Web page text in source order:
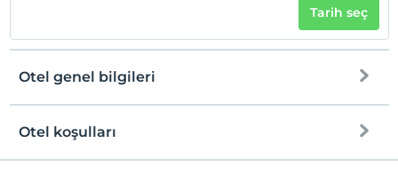
Tarih seç
Otel genel bilgileri
Otel koşulları
Check/in